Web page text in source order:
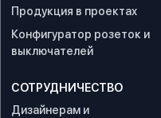
Продукция в проектах
Конфигуратор розеток и
выключателей
СОТРУДНИЧЕСТВО
Дизайнерам и